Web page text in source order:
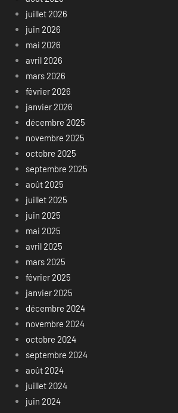
juillet 2026
juin 2026
mai 2026
avril 2026
mars 2026
février 2026
janvier 2026
décembre 2025
novembre 2025
octobre 2025
septembre 2025
août 2025
juillet 2025
juin 2025
mai 2025
avril 2025
mars 2025
février 2025
janvier 2025
décembre 2024
novembre 2024
octobre 2024
septembre 2024
août 2024
juillet 2024
juin 2024